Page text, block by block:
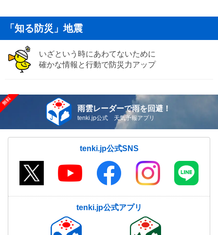
「知る防災」地震
いざという時にあわてないために
確かな情報と行動で防災力アップ
雨雲レーダーで雨を回避！
tenki.jp公式 天気予報アプリ
tenki.jp公式SNS
tenki.jp公式アプリ